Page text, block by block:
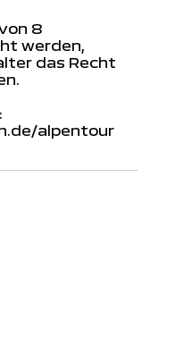
8
werden,
das Recht
alpentour